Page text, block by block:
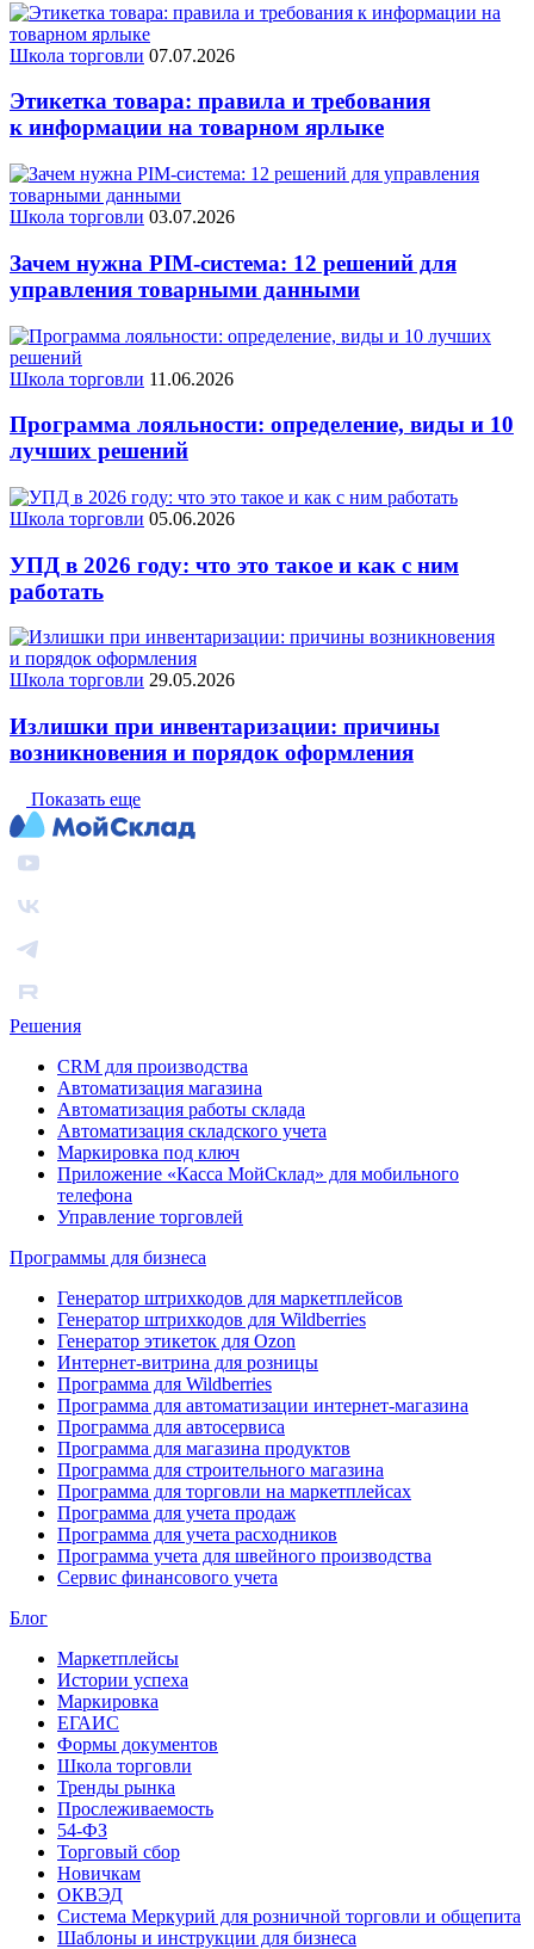
Школа торговли 07.07.2026
Этикетка товара: правила и требования
к информации на товарном ярлыке
Школа торговли 03.07.2026
Зачем нужна PIM-система: 12 решений для
управления товарными данными
Школа торговли 11.06.2026
Программа лояльности: определение, виды и 10
лучших решений
Школа торговли 05.06.2026
УПД в 2026 году: что это такое и как с ним
работать
Школа торговли 29.05.2026
Излишки при инвентаризации: причины
возникновения и порядок оформления
Показать еще
Решения
CRM для производства
Автоматизация магазина
Автоматизация работы склада
Автоматизация складского учета
Маркировка под ключ
Приложение «Касса МойСклад» для мобильного
телефона
Управление торговлей
Программы для бизнеса
Генератор штрихкодов для маркетплейсов
Генератор штрихкодов для Wildberries
Генератор этикеток для Ozon
Интернет-витрина для розницы
Программа для Wildberries
Программа для автоматизации интернет-магазина
Программа для автосервиса
Программа для магазина продуктов
Программа для строительного магазина
Программа для торговли на маркетплейсах
Программа для учета продаж
Программа для учета расходников
Программа учета для швейного производства
Сервис финансового учета
Блог
Маркетплейсы
Истории успеха
Маркировка
ЕГАИС
Формы документов
Школа торговли
Тренды рынка
Прослеживаемость
54-ФЗ
Торговый сбор
Новичкам
ОКВЭД
Система Меркурий для розничной торговли и общепита
Шаблоны и инструкции для бизнеса